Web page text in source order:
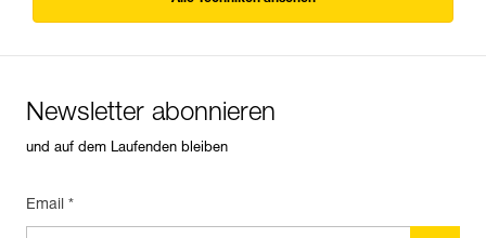
Newsletter abonnieren
und auf dem Laufenden bleiben
Email *